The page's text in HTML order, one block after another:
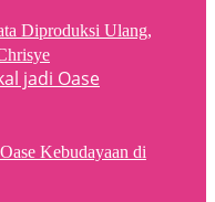
Diproduksi Ulang,
Kebudayaan di